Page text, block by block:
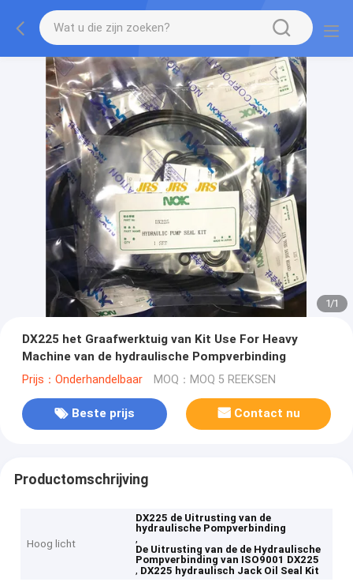
1/1
DX225 het Graafwerktuig van Kit Use For Heavy
Machine van de hydraulische Pompverbinding
Prijs：Onderhandelbaar MOQ：MOQ 5 REEKSEN
Beste prijs Contact nu
Productomschrijving
Hoog licht
DX225 de Uitrusting van de
hydraulische Pompverbinding
,
De Uitrusting van de de Hydraulische
Pompverbinding van ISO9001 DX225
, DX225 hydraulisch Jack Oil Seal Kit